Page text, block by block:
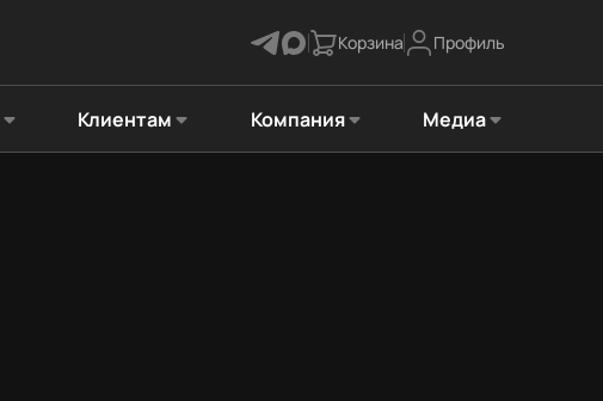
Корзина Профиль
Клиентам Компания Медиа